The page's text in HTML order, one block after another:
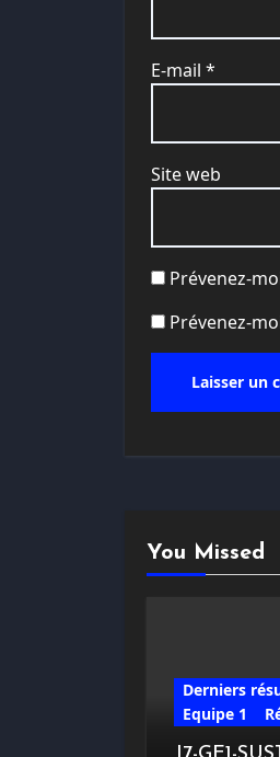
E-mail *
Site web
Prévenez-
Prévenez-
You Missed
Derniers
Equipe 1